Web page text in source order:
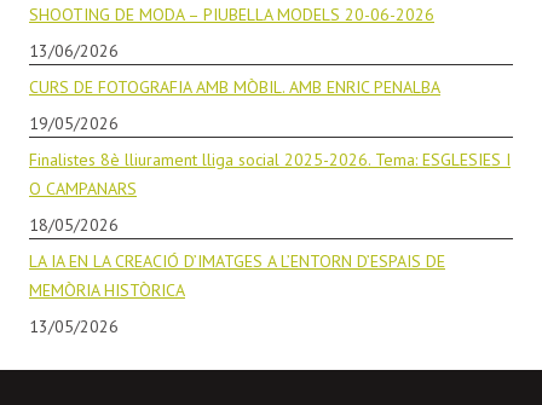
SHOOTING DE MODA – PIUBELLA MODELS 20-06-2026
13/06/2026
CURS DE FOTOGRAFIA AMB MÒBIL. AMB ENRIC PENALBA
19/05/2026
Finalistes 8è lliurament lliga social 2025-2026. Tema: ESGLESIES I
O CAMPANARS
18/05/2026
LA IA EN LA CREACIÓ D’IMATGES A L’ENTORN D’ESPAIS DE
MEMÒRIA HISTÒRICA
13/05/2026